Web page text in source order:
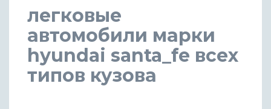
легковые
автомобили марки
hyundai santa_fe всех
типов кузова